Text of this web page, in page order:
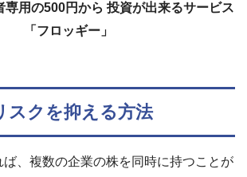
用の500円から 投資が出来るサービス
「フロッギー」
スクを抑える方法
ば、複数の企業の株を同時に持つことが